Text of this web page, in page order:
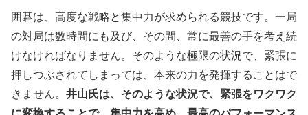
囲碁は、高度な戦略と集中力が求められる競技です。一局
の対局は数時間にも及び、その間、常に最善の手を考え続
けなければなりません。そのような極限の状況で、緊張に
押しつぶされてしまっては、本来の力を発揮することはで
きません。 井山氏は、そのような状況で、緊張をワクワク